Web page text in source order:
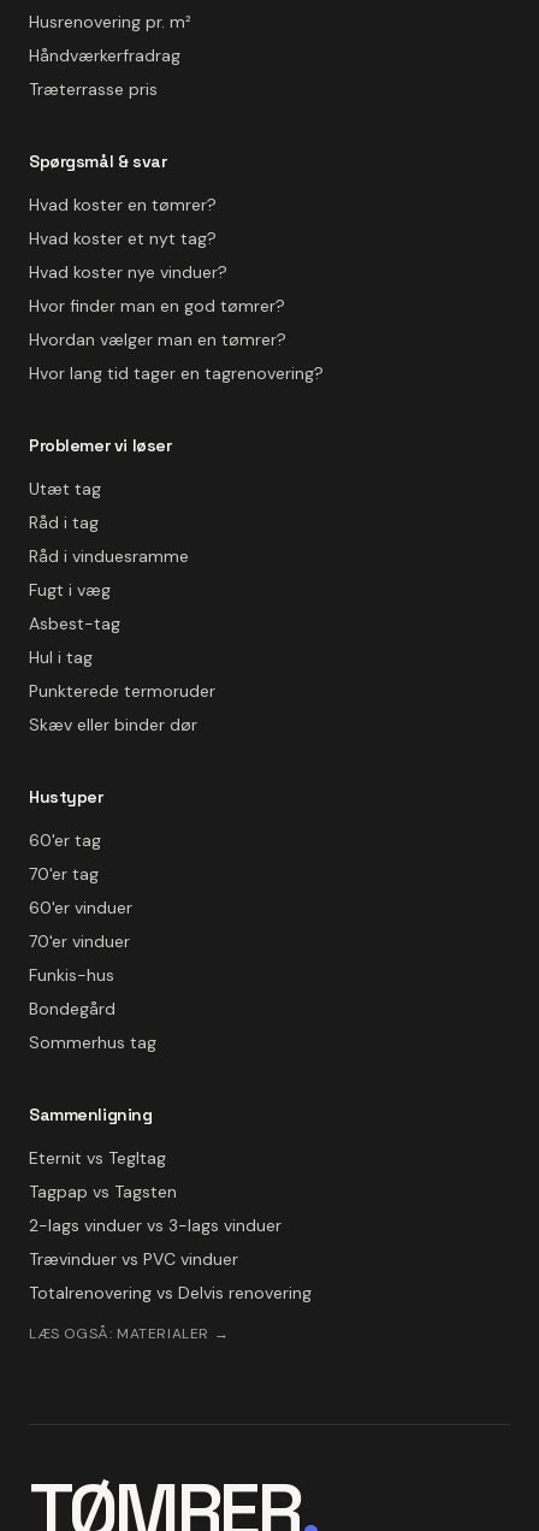
Husrenovering pr. m²
Håndværkerfradrag
Træterrasse pris
Spørgsmål & svar
Hvad koster en tømrer?
Hvad koster et nyt tag?
Hvad koster nye vinduer?
Hvor finder man en god tømrer?
Hvordan vælger man en tømrer?
Hvor lang tid tager en tagrenovering?
Problemer vi løser
Utæt tag
Råd i tag
Råd i vinduesramme
Fugt i væg
Asbest-tag
Hul i tag
Punkterede termoruder
Skæv eller binder dør
Hustyper
60'er tag
70'er tag
60'er vinduer
70'er vinduer
Funkis-hus
Bondegård
Sommerhus tag
Sammenligning
Eternit vs Tegltag
Tagpap vs Tagsten
2-lags vinduer vs 3-lags vinduer
Trævinduer vs PVC vinduer
Totalrenovering vs Delvis renovering
LÆS OGSÅ: MATERIALER →
TØMRER.